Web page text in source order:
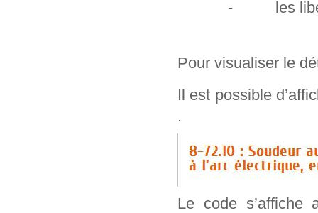
- les
Pour visualiser le
Il est possible
.
Le code s’affiche